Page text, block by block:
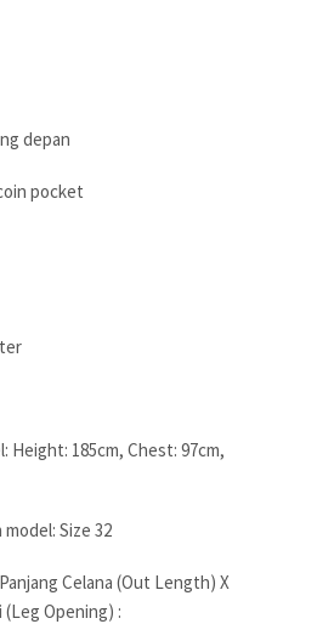
depan
pocket
Height: 185cm, Chest: 97cm,
Size 32
Celana (Out Length) X
(Leg Opening) :